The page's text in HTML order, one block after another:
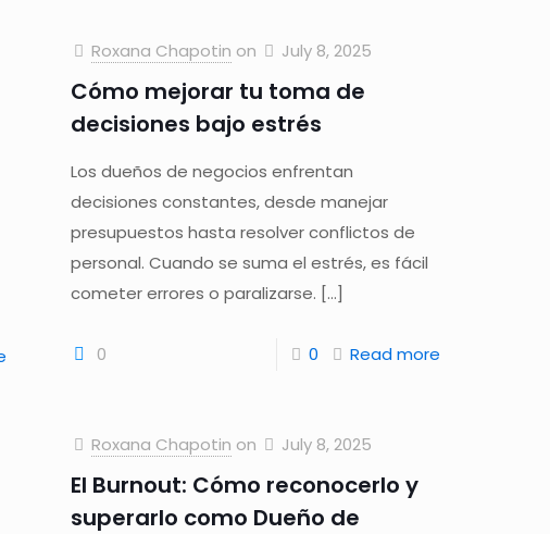
Roxana Chapotin on July 8, 2025
Cómo mejorar tu toma de
decisiones bajo estrés
Los dueños de negocios enfrentan
decisiones constantes, desde manejar
presupuestos hasta resolver conflictos de
personal. Cuando se suma el estrés, es fácil
cometer errores o paralizarse. […]
0 0 Read more
Roxana Chapotin on July 8, 2025
El Burnout: Cómo reconocerlo y
superarlo como Dueño de